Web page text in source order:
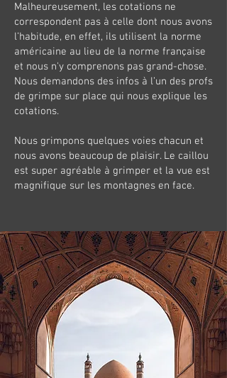
Malheureusement, les cotations ne
correspondent pas à celle dont nous avons
l’habitude, en effet, ils utilisent la norme
américaine au lieu de la norme française
et nous n'y comprenons pas grand-chose.
Nous demandons des infos à l’un des profs
de grimpe sur place qui nous explique les
cotations.
Nous grimpons quelques voies chacun et
nous avons beaucoup de plaisir. Le caillou
est super agréable à grimper et la vue est
magnifique sur les montagnes en face.